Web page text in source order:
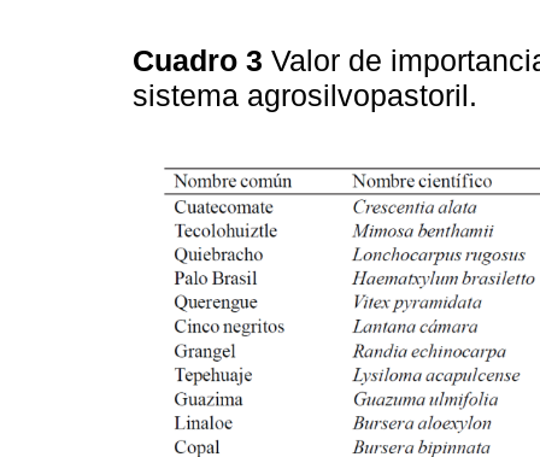
Cuadro 3 Valor de
sistema agrosilvopastoril.